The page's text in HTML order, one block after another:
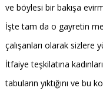
ve böylesi bir bakışa
İşte tam da o gayretin
çalışanları olarak sizlere
İtfaiye teşkilatına
tabuların yıktığını ve bu